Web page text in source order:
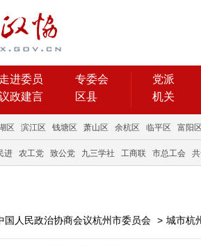
走进委员
专委会
政建言 区县
党派
机关
区 滨江区 钱塘区 萧山区 余杭区 临平区 富阳
进 农工党 致公党 九三学社 工商联 市总工会
国人民政治协商会议杭州市委员会 > 城市杭